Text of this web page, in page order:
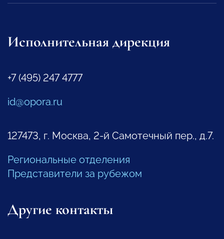
Исполнительная дирекция
+7 (495) 247 4777
id@opora.ru
127473, г. Москва, 2-й Самотечный пер., д.7.
Региональные отделения
Представители за рубежом
Другие контакты